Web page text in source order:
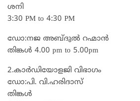
ശനി
3:30 PM to 4:30 PM
ഡോ:നജ അബ്ദുൽ റഹ്മാൻ
തിങ്കൾ 4.00 pm to 5.00pm
2.കാർഡിയോളജി വിഭാഗം
ഡോ:പി. വി.ഹരിദാസ്
തിങ്കൾ